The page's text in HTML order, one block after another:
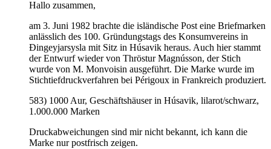
Hallo zusammen,
am 3. Juni 1982 brachte die isländische Post eine Briefmarken
anlässlich des 100. Gründungstags des Konsumvereins in
Ðingeyjarsysla mit Sitz in Húsavik heraus. Auch hier stammt
der Entwurf wieder von Thröstur Magnússon, der Stich
wurde von M. Monvoisin ausgeführt. Die Marke wurde im
Stichtiefdruckverfahren bei Périgoux in Frankreich produziert.
583) 1000 Aur, Geschäftshäuser in Húsavik, lilarot/schwarz,
1.000.000 Marken
Druckabweichungen sind mir nicht bekannt, ich kann die
Marke nur postfrisch zeigen.